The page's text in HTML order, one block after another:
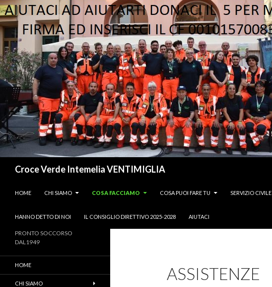
Croce Verde Intemelia VENTIMIGLIA
HOME
CHI SIAMO COSA FACCIAMO COSA PUOI FARE TU SERVIZIO CIVILE
HANNO DETTO DI NOI IL CONSIGLIO DIRETTIVO 2025-2028 AIUTACI
ASSISTENZE
PRONTO SOCCORSO
DAL1949
HOME
CHI SIAMO